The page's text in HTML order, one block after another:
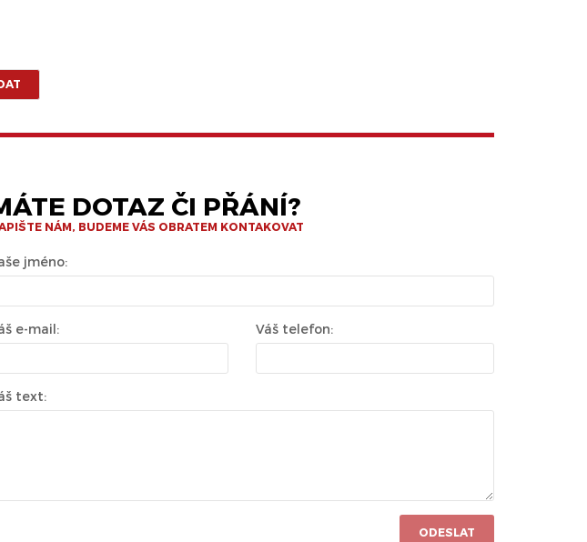
DOTAZ ČI PŘÁNÍ?
NÁM, BUDEME VÁS OBRATEM KONTAKOVAT
jméno:
e-mail: Váš telefon:
text:
ODESLAT